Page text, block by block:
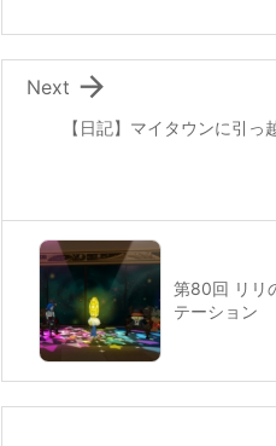
【日記】マイタウンに引っ

Next
第80回 リリ
テーション